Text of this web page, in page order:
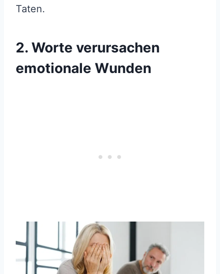
Taten.
2. Worte verursachen
emotionale Wunden